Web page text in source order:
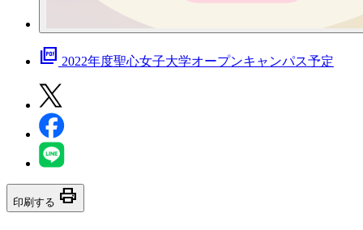
picture_as_pdf 2022年度聖心女子大学オープンキャンパス予定
印刷する print